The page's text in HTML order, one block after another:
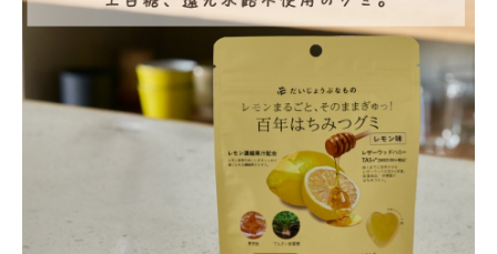
ようこそ ゲスト 様
person 会員登録